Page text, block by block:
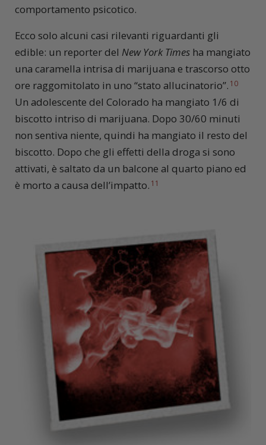
comportamento psicotico.
Ecco solo alcuni casi rilevanti riguardanti gli
edible: un reporter del New York Times ha mangiato
una caramella intrisa di marijuana e trascorso otto
ore raggomitolato in uno “stato allucinatorio”. 10
Un adolescente del Colorado ha mangiato 1/6 di
biscotto intriso di marijuana. Dopo 30/60 minuti
non sentiva niente, quindi ha mangiato il resto del
biscotto. Dopo che gli effetti della droga si sono
attivati, è saltato da un balcone al quarto piano ed
è morto a causa dell’impatto. 11